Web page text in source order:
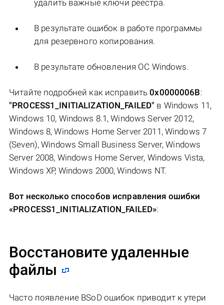
удалить важные ключи реестра.
В результате ошибок в работе программы
для резервного копирования.
В результате обновления ОС Windows.
Читайте подробней как исправить0x0000006B:
"PROCESS1_INITIALIZATION_FAILED" в Windows 11,
Windows 10, Windows 8.1, Windows Server 2012,
Windows 8, Windows Home Server 2011, Windows 7
(Seven), Windows Small Business Server, Windows
Server 2008, Windows Home Server, Windows Vista,
Windows XP, Windows 2000, Windows NT.
Вот несколько способов исправления ошибки
«PROCESS1_INITIALIZATION_FAILED»:
Восстановите удаленные
файлы
Часто появление BSoD ошибок приводит к утери